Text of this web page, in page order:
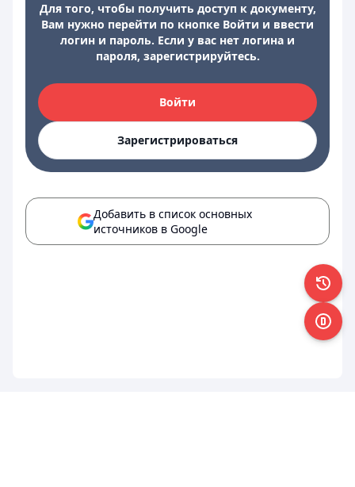
Для того, чтобы получить доступ к документу,
Вам нужно перейти по кнопке Войти и ввести
логин и пароль. Если у вас нет логина и
пароля, зарегистрируйтесь.
Войти
Зарегистрироваться
Добавить в список основных
источников в Google